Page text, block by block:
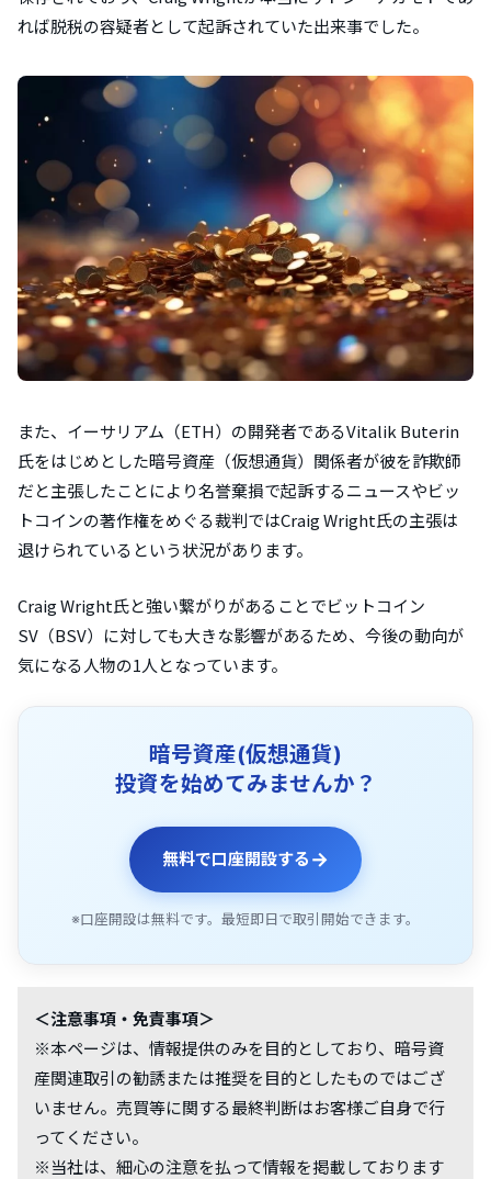
れば脱税の容疑者として起訴されていた出来事でした。
また、イーサリアム（ETH）の開発者であるVitalik Buterin
氏をはじめとした暗号資産（仮想通貨）関係者が彼を詐欺師
だと主張したことにより名誉棄損で起訴するニュースやビッ
トコインの著作権をめぐる裁判ではCraig Wright氏の主張は
退けられているという状況があります。
Craig Wright氏と強い繋がりがあることでビットコイン
SV（BSV）に対しても大きな影響があるため、今後の動向が
気になる人物の1人となっています。
暗号資産(仮想通貨)
投資を始めてみませんか？
無料で口座開設する →
※口座開設は無料です。最短即日で取引開始できます。
＜注意事項・免責事項＞
※本ページは、情報提供のみを目的としており、暗号資
産関連取引の勧誘または推奨を目的としたものではござ
いません。売買等に関する最終判断はお客様ご自身で行
ってください。
※当社は、細心の注意を払って情報を掲載しております